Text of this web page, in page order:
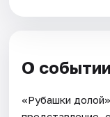
О событии
«Рубашки